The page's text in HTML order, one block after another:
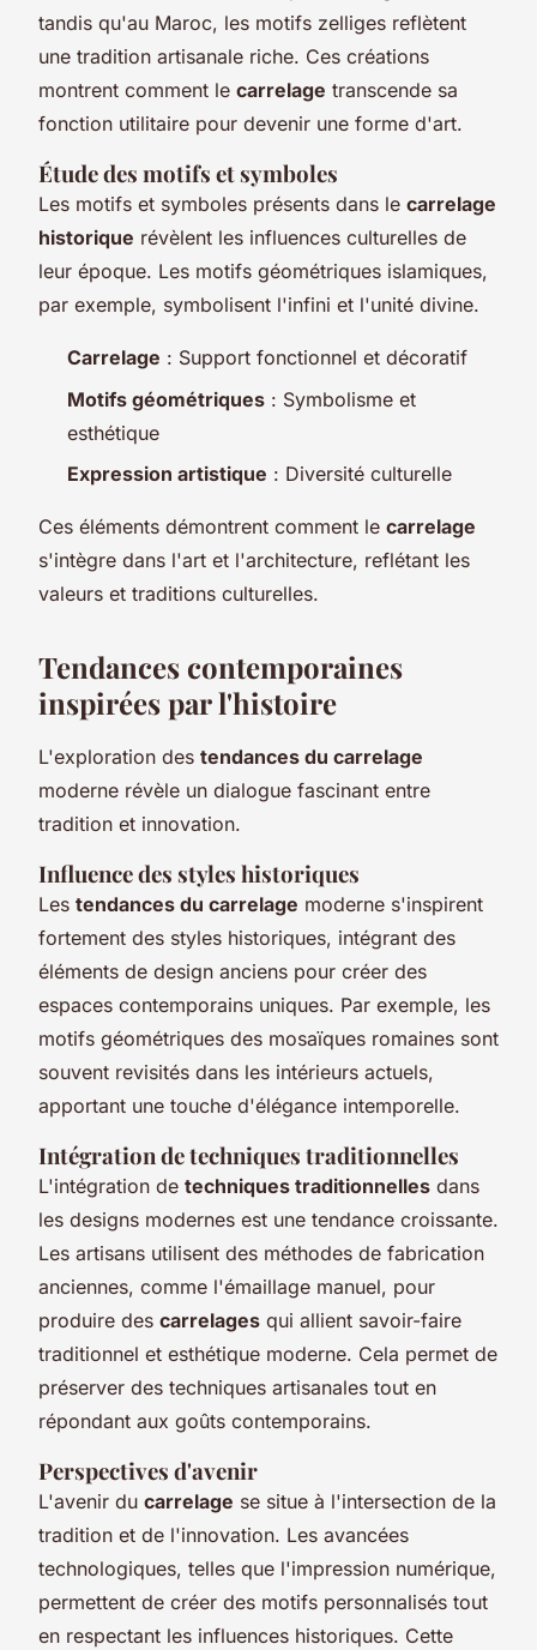
tandis qu'au Maroc, les motifs zelliges reflètent
une tradition artisanale riche. Ces créations
montrent comment le carrelage transcende sa
fonction utilitaire pour devenir une forme d'art.
Étude des motifs et symboles
Les motifs et symboles présents dans le carrelage
historique révèlent les influences culturelles de
leur époque. Les motifs géométriques islamiques,
par exemple, symbolisent l'infini et l'unité divine.
Carrelage : Support fonctionnel et décoratif
Motifs géométriques : Symbolisme et
esthétique
Expression artistique : Diversité culturelle
Ces éléments démontrent comment le carrelage
s'intègre dans l'art et l'architecture, reflétant les
valeurs et traditions culturelles.
Tendances contemporaines
inspirées par l'histoire
L'exploration des tendances du carrelage
moderne révèle un dialogue fascinant entre
tradition et innovation.
Influence des styles historiques
Les tendances du carrelage moderne s'inspirent
fortement des styles historiques, intégrant des
éléments de design anciens pour créer des
espaces contemporains uniques. Par exemple, les
motifs géométriques des mosaïques romaines sont
souvent revisités dans les intérieurs actuels,
apportant une touche d'élégance intemporelle.
Intégration de techniques traditionnelles
L'intégration de techniques traditionnelles dans
les designs modernes est une tendance croissante.
Les artisans utilisent des méthodes de fabrication
anciennes, comme l'émaillage manuel, pour
produire des carrelages qui allient savoir-faire
traditionnel et esthétique moderne. Cela permet de
préserver des techniques artisanales tout en
répondant aux goûts contemporains.
Perspectives d'avenir
L'avenir du carrelage se situe à l'intersection de la
tradition et de l'innovation. Les avancées
technologiques, telles que l'impression numérique,
permettent de créer des motifs personnalisés tout
en respectant les influences historiques. Cette